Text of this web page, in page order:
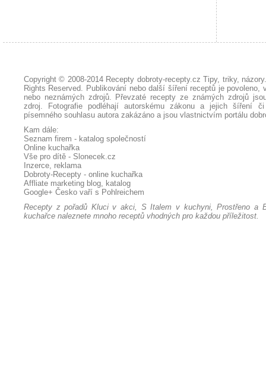
Copyright © 2008-2014 Recepty dobroty-recepty.cz Tipy, triky,
Rights Reserved. Publikování nebo další šíření receptů je povoleno,
nebo neznámých zdrojů. Převzaté recepty ze známých zdrojů
zdroj. Fotografie podléhají autorskému zákonu a jejich šíření
písemného souhlasu autora zakázáno a jsou vlastnictvím portálu
Kam dále:
Seznam firem - katalog společností
Online kuchařka
Vše pro dítě - Slonecek.cz
Inzerce, reklama
Dobroty-Recepty - online kuchařka
Affliate marketing blog, katalog
Google+ Česko vaří s Pohlreichem
Recepty z pořadů Kluci v akci, S Italem v kuchyni, Prostřeno a
kuchařce naleznete mnoho receptů vhodných pro každou příležitost.